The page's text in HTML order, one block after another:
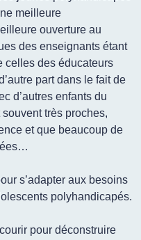
meilleure
ouverture au
des enseignants étant
celles des éducateurs
part dans le fait de
d’autres enfants du
très proches,
et que beaucoup de
s’adapter aux besoins
polyhandicapés.
pour déconstruire